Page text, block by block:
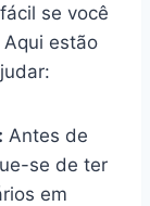
se você
estão
Antes de
se de ter
em